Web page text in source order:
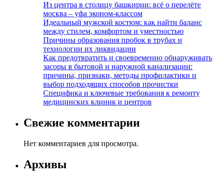
Из центра в столицу башкирии: всё о перелёте
москва – уфа эконом-классом
Идеальный мужской костюм: как найти баланс
между стилем, комфортом и уместностью
Причины образования пробок в трубах и
технологии их ликвидации
Как предотвратить и своевременно обнаруживать
засоры в бытовой и наружной канализации:
причины, признаки, методы профилактики и
выбор подходящих способов прочистки
Специфика и ключевые требования к ремонту
медицинских клиник и центров
Свежие комментарии
Нет комментариев для просмотра.
Архивы